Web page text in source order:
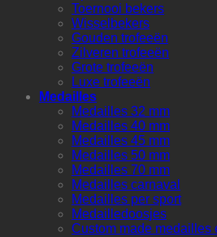
Toernooi bekers
Wisselbekers
Gouden trofeeën
Zilveren trofeeën
Grote trofeeën
Luxe trofeeën
Medailles
Medailles 32 mm
Medailles 40 mm
Medailles 45 mm
Medailles 50 mm
Medailles 70 mm
Medailles carnaval
Medailles per sport
Medailledoosjes
Custom made medailles